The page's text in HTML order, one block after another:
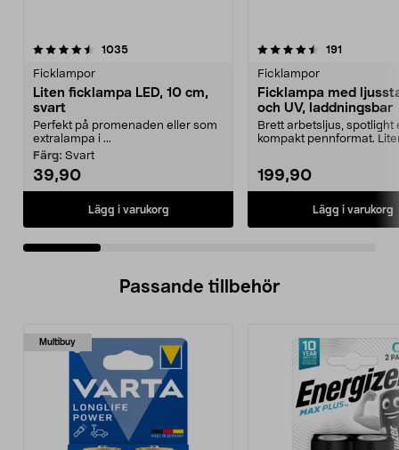
1035recensioner
Ficklampor
Liten ficklampa LED, 10 cm,
svart
Perfekt på promenaden eller som
extralampa i ...
Färg: Svart
39,90
Lägg i varukorg
4.5 av 5 stjärnor 191
Ficklampor
Ficklampa med
och UV, laddningsbar
Brett arbetsljus, spotlight
kompakt pennformat.
199,90
Lägg i varukorg
4.5 av 5 stjärnor
Passande tillbehör
Multibuy